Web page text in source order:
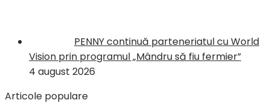
PENNY continuă parteneriatul cu World
Vision prin programul „Mândru să fiu fermier”
4 august 2026
Articole populare